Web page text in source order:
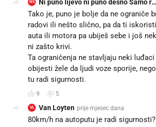
NS
Ni puno lijevo ni puno desno Samo raz
umno
Tako je, puno je bolje da ne ograniče
radovi ili nešto slično, pa da ti
auta ili motora pa ubiješ sebe i još
ni zašto krivi.
Ta ograničenja ne stavljaju neki
obijesti žele da ljudi voze sporije,
tu radi sigurnosti.
9 5
VL Van Loyten prije mjesec dana
80km/h na autoputu je radi